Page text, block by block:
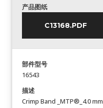
产品图纸
C13168.PDF
部件型号
16543
描述
Crimp Band _MTP®_4.0 mm